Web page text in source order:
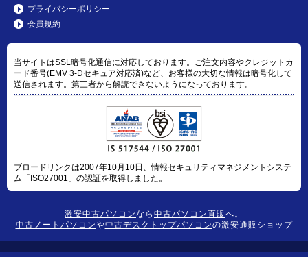
プライバシーポリシー
会員規約
当サイトはSSL暗号化通信に対応しております。ご注文内容やクレジットカ
ード番号(EMV 3-Dセキュア対応済)など、お客様の大切な情報は暗号化して
送信されます。第三者から解読できないようになっております。
ブロードリンクは2007年10月10日、情報セキュリティマネジメントシステ
ム「ISO27001」の認証を取得しました。
激安中古パソコンなら 中古パソコン直販 へ。
中古ノートパソコンや中古デスクトップパソコンの激安通販ショップ